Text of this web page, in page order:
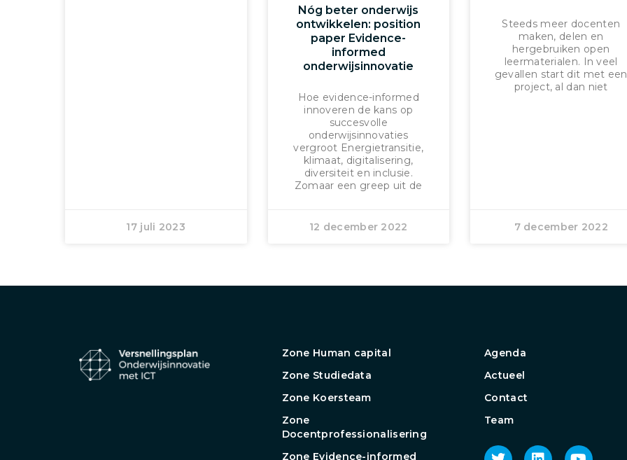
17 juli 2023
Nóg beter onderwijs
ontwikkelen: position
paper Evidence-
informed
onderwijsinnovatie
Hoe evidence-informed
innoveren de kans op
succesvolle
onderwijsinnovaties
vergroot Energietransitie,
klimaat, digitalisering,
diversiteit en inclusie.
Zomaar een greep uit de
12 december 2022
Steeds meer docenten
maken, delen en
hergebruiken open
leermaterialen. In veel
gevallen start dit met een
project, al dan niet
7 december 2022
Zone Human capital
Zone Studiedata
Zone Koersteam
Zone
Docentprofessionalisering
Zone Evidence-informed
Agenda
Actueel
Contact
Team